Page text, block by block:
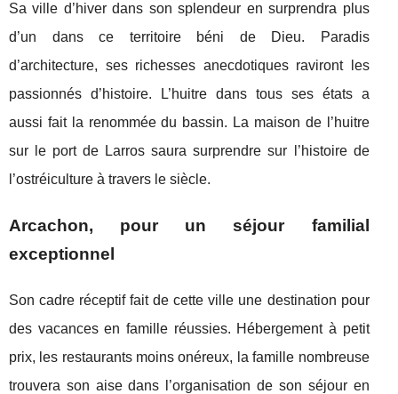
Sa ville d’hiver dans son splendeur en surprendra plus
d’un dans ce territoire béni de Dieu. Paradis
d’architecture, ses richesses anecdotiques raviront les
passionnés d’histoire. L’huitre dans tous ses états a
aussi fait la renommée du bassin. La maison de l’huitre
sur le port de Larros saura surprendre sur l’histoire de
l’ostréiculture à travers le siècle.
Arcachon, pour un séjour familial
exceptionnel
Son cadre réceptif fait de cette ville une destination pour
des vacances en famille réussies. Hébergement à petit
prix, les restaurants moins onéreux, la famille nombreuse
trouvera son aise dans l’organisation de son séjour en